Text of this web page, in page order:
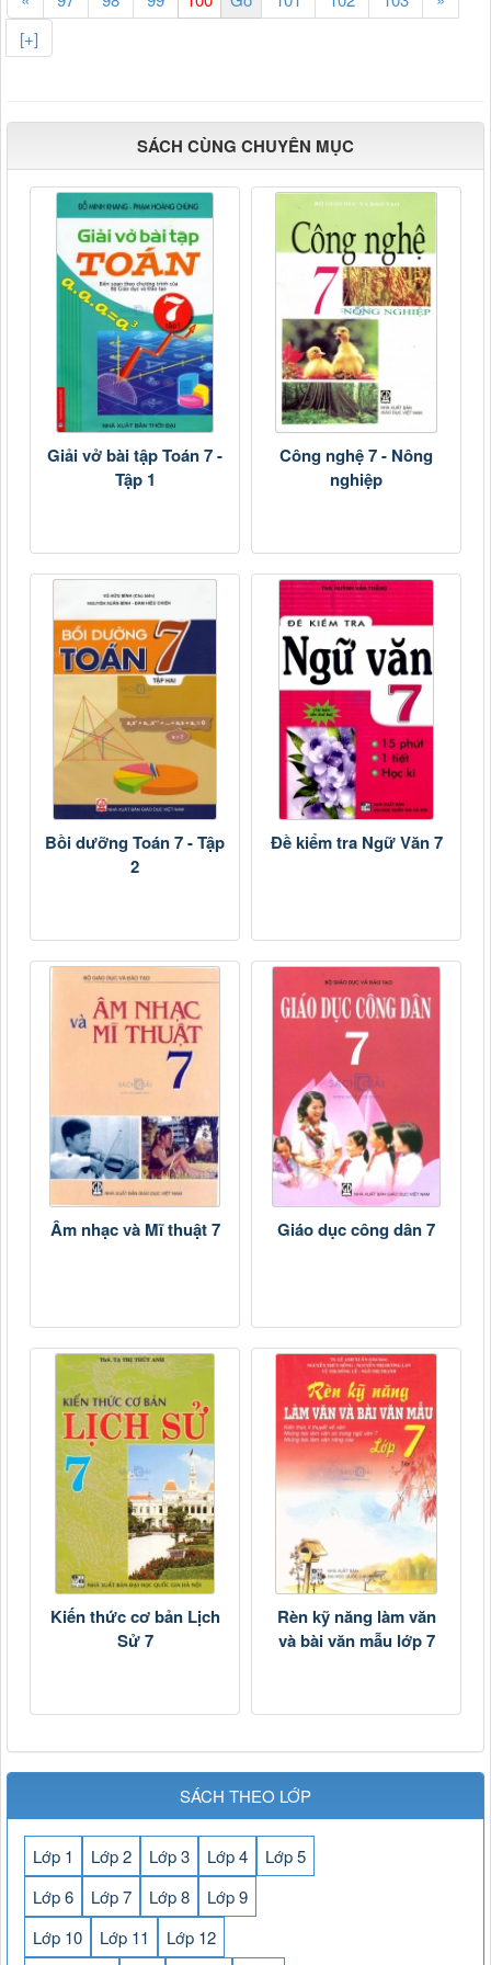
[+]
SÁCH CÙNG CHUYÊN MỤC
Giải vở bài tập Toán 7 -
Tập 1
Công nghệ 7 - Nông
nghiệp
Bồi dưỡng Toán 7 - Tập
2
Đề kiểm tra Ngữ Văn 7
Âm nhạc và Mĩ thuật 7 Giáo dục công dân 7
Kiến thức cơ bản Lịch
Sử 7
Rèn kỹ năng làm văn
và bài văn mẫu lớp 7
SÁCH THEO LỚP
Lớp 1 Lớp 2 Lớp 3 Lớp 4
Lớp 5
Lớp 6
Lớp 7 Lớp 8
Lớp 9
Lớp 10
Lớp 11
Lớp 12